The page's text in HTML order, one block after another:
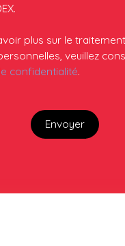
plus sur le
veuillez
confidentialité.
Envoyer